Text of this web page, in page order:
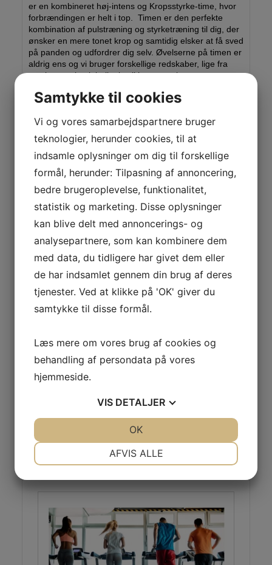
er en kombineret høj-intens og Kropsstyrke-time, hvor
forbrændingen er helt i top. Timen er den perfekte
kombination af pulstræning og styrketræning til dig, der
ønsker en mere tonet krop og samtidig elsker at få sved
på panden og udfordrer dig selv. Øvelserne på timen er
aldrig ens og vi bruger forskellige redskaber, lige fra
stepkasser, kettlebell, elastikker, egen kropsvægt,
medpuls- og styrketræning, en lang efterforbrænding.
Bliv medlem
Tryk på nedenstående knap for at skrive dig op på
ventelisten til medlemskab i GVK
Bliv medlem
Samtykke til cookies
Vi og vores samarbejdspartnere bruger
teknologier, herunder cookies, til at
indsamle oplysninger om dig til forskellige
formål, herunder: Tilpasning af annoncering,
bedre brugeroplevelse, funktionalitet,
statistik og marketing. Disse oplysninger
kan blive delt med annoncerings- og
analysepartnere, som kan kombinere dem
med data, du tidligere har givet dem eller
de har indsamlet gennem din brug af deres
tjenester. Ved at klikke på 'OK' giver du
samtykke til disse formål.
Læs mere om vores brug af cookies og
behandling af persondata på vores
hjemmeside.
VIS DETALJER
AFVIS ALLE
OK